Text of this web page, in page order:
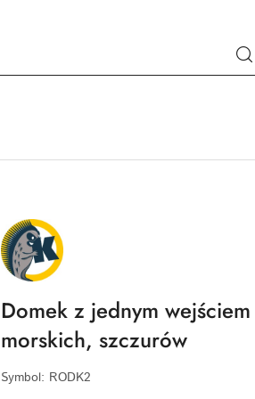
NAZWA
PRODUCENTA:
KRAINA
TUPTUSIA
Domek z jednym
morskich, szczurów
Symbol: RODK2